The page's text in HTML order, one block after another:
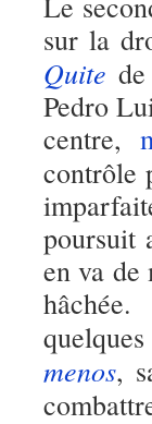
sur la
Quite
Pedro
centre,
contrôle
poursuit
en va de
menos,